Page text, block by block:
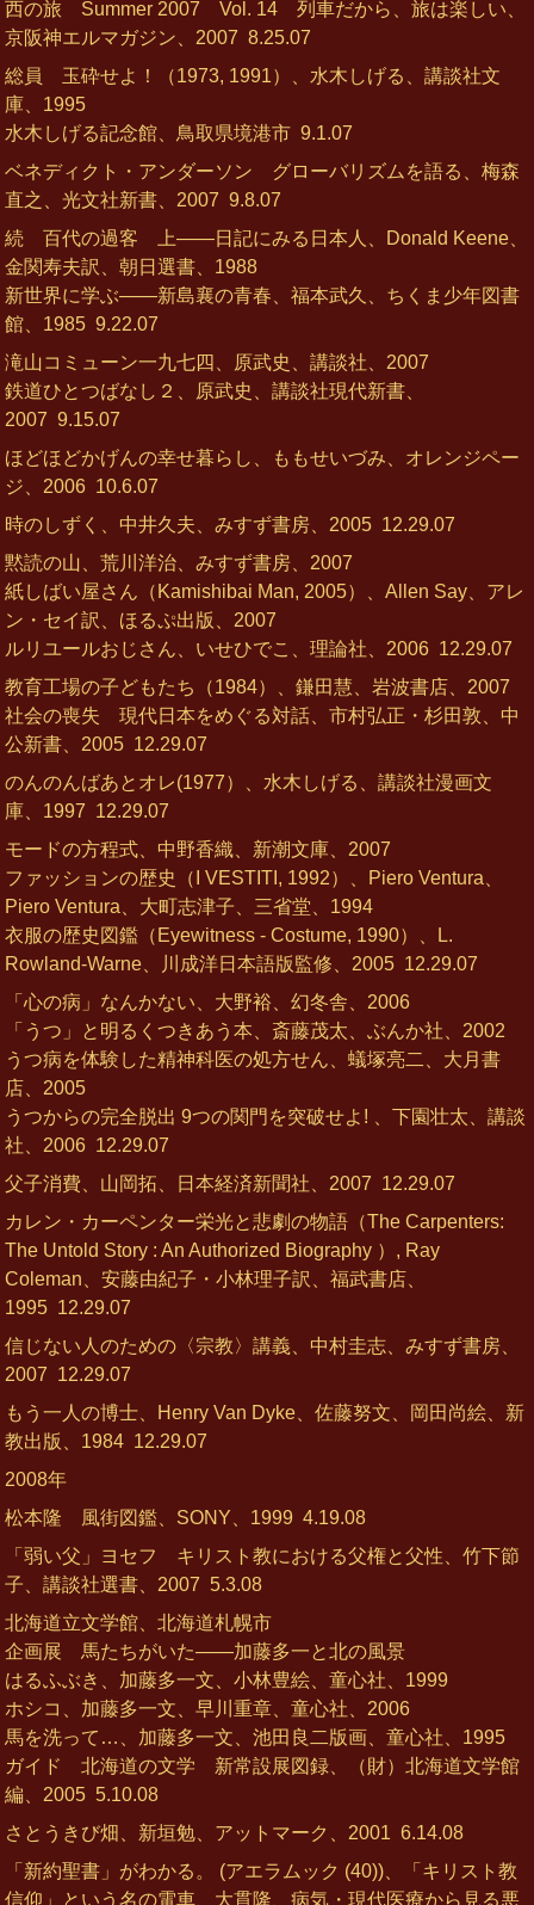
西の旅 Summer 2007 Vol. 14 列車だから、旅は楽しい、
京阪神エルマガジン、2007 8.25.07
総員 玉砕せよ！（1973, 1991）、水木しげる、講談社文
庫、1995
水木しげる記念館、鳥取県境港市 9.1.07
ベネディクト・アンダーソン グローバリズムを語る、梅森
直之、光文社新書、2007 9.8.07
続 百代の過客 上――日記にみる日本人、Donald Keene、
金関寿夫訳、朝日選書、1988
新世界に学ぶ――新島襄の青春、福本武久、ちくま少年図書
館、1985 9.22.07
滝山コミューン一九七四、原武史、講談社、2007
鉄道ひとつばなし２、原武史、講談社現代新書、
2007 9.15.07
ほどほどかげんの幸せ暮らし、ももせいづみ、オレンジペー
ジ、2006 10.6.07
時のしずく、中井久夫、みすず書房、2005 12.29.07
黙読の山、荒川洋治、みすず書房、2007
紙しばい屋さん（Kamishibai Man, 2005）、Allen Say、アレ
ン・セイ訳、ほるぷ出版、2007
ルリユールおじさん、いせひでこ、理論社、2006 12.29.07
教育工場の子どもたち（1984）、鎌田慧、岩波書店、2007
社会の喪失 現代日本をめぐる対話、市村弘正・杉田敦、中
公新書、2005 12.29.07
のんのんばあとオレ(1977）、水木しげる、講談社漫画文
庫、1997 12.29.07
モードの方程式、中野香織、新潮文庫、2007
ファッションの歴史（I VESTITI, 1992）、Piero Ventura、
Piero Ventura、大町志津子、三省堂、1994
衣服の歴史図鑑（Eyewitness - Costume, 1990）、L.
Rowland-Warne、川成洋日本語版監修、2005 12.29.07
「心の病」なんかない、大野裕、幻冬舎、2006
「うつ」と明るくつきあう本、斎藤茂太、ぶんか社、2002
うつ病を体験した精神科医の処方せん、蟻塚亮二、大月書
店、2005
うつからの完全脱出 9つの関門を突破せよ! 、下園壮太、講談
社、2006 12.29.07
父子消費、山岡拓、日本経済新聞社、2007 12.29.07
カレン・カーペンター栄光と悲劇の物語（The Carpenters:
The Untold Story : An Authorized Biography ）, Ray
Coleman、安藤由紀子・小林理子訳、福武書店、
1995 12.29.07
信じない人のための〈宗教〉講義、中村圭志、みすず書房、
2007 12.29.07
もう一人の博士、Henry Van Dyke、佐藤努文、岡田尚絵、新
教出版、1984 12.29.07
2008年
松本隆 風街図鑑、SONY、1999 4.19.08
「弱い父」ヨセフ キリスト教における父権と父性、竹下節
子、講談社選書、2007 5.3.08
北海道立文学館、北海道札幌市
企画展 馬たちがいた――加藤多一と北の風景
はるふぶき、加藤多一文、小林豊絵、童心社、1999
ホシコ、加藤多一文、早川重章、童心社、2006
馬を洗って…、加藤多一文、池田良二版画、童心社、1995
ガイド 北海道の文学 新常設展図録、（財）北海道文学館
編、2005 5.10.08
さとうきび畑、新垣勉、アットマーク、2001 6.14.08
「新約聖書」がわかる。 (アエラムック (40))、「キリスト教
信仰」という名の電車、大貫隆、病気・現代医療から見る悪